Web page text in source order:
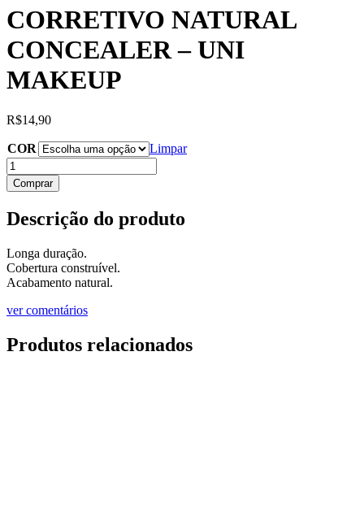
CORRETIVO NATURAL
CONCEALER – UNI
MAKEUP
R$14,90
COR
Limpar
CORRETIVO
NATURAL
CONCEALER
UNI
quantidade
Comprar
Descrição do produto
Longa duração.
Cobertura construível.
Acabamento natural.
ver comentários
Produtos relacionados